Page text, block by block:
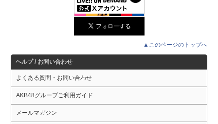
▲このページのトップへ
ヘルプ / お問い合わせ
よくある質問・お問い合わせ
AKB48グループご利用ガイド
メールマガジン